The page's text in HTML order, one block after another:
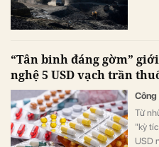
“Tân binh đáng gờm”
nghệ 5 USD vạch trần
Từ
"kỳ
USD